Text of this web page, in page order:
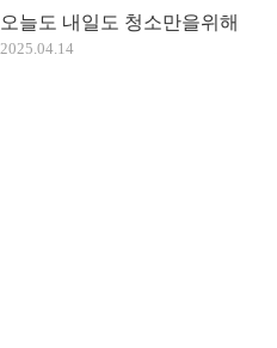
오늘도 내일도 청소만을위해
2025.04.14